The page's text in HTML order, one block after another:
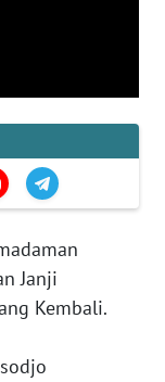
Janji
Kembali.